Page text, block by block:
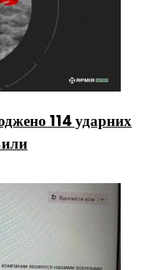
114 ударних